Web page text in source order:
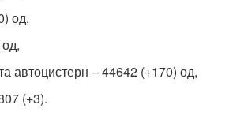
од,
автоцистерн – 44642 (+170) од,
(+3).